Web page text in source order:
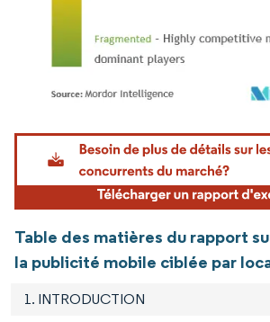
Image © Mordor Intelligence. La réutilisation
Table des matières du rapport
la publicité mobile ciblée par
1. INTRODUCTION